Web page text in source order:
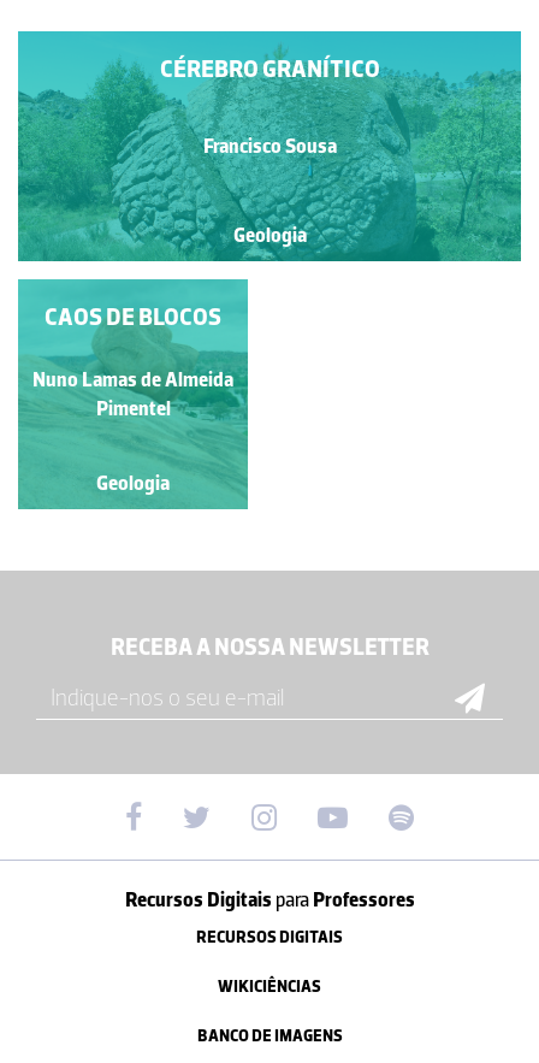
CÉREBRO GRANÍTICO
Francisco Sousa
Geologia
CAOS DE BLOCOS
Nuno Lamas de Almeida
Pimentel
Geologia
RECEBA A NOSSA NEWSLETTER
Recursos Digitais paraProfessores
RECURSOS DIGITAIS
WIKICIÊNCIAS
BANCO DE IMAGENS